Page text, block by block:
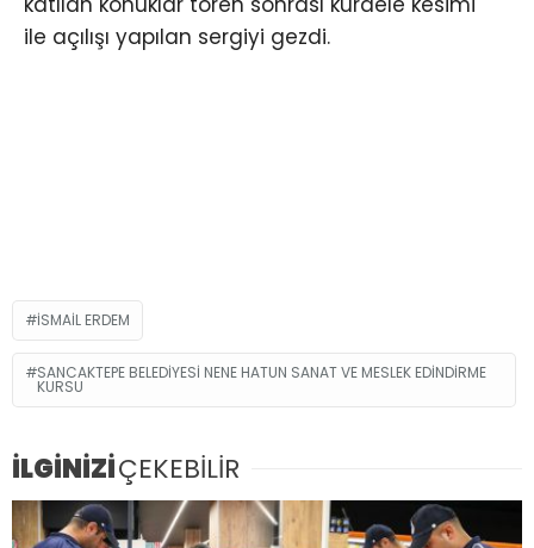
ile açılışı yapılan sergiyi gezdi.
İSMAIL ERDEM
SANCAKTEPE BELEDIYESI NENE HATUN SANAT VE MESLEK EDINDIRME
KURSU
İLGİNİZİÇEKEBİLİR